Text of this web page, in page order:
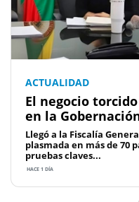
ACTUALIDAD
El negocio
en la
Llegó a la Fiscalía
plasmada en más de 70
pruebas claves...
HACE 1 DÍA